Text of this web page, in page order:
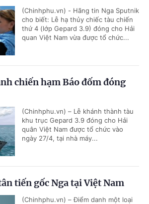
(Chinhphu.vn) - Hãng tin Nga Sputnik
cho biết: Lễ hạ thủy chiếc tàu chiến
thứ 4 (lớp Gepard 3.9) đóng cho Hải
quan Việt Nam vừa được tổ chức...
chiến hạm Báo đốm đóng
(Chinhphu.vn) – Lễ khánh thành tàu
khu trục Gepard 3.9 đóng cho Hải
quân Việt Nam được tổ chức vào
ngày 27/4, tại nhà máy...
tiến gốc Nga tại Việt Nam
(Chinhphu.vn) – Điểm danh một loại